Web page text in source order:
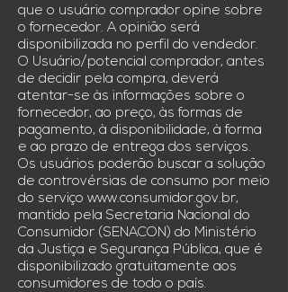
que o usuário comprador opine sobre
o fornecedor. A opinião será
disponibilizada no perfil do vendedor.
O Usuário/potencial comprador, antes
de decidir pela compra, deverá
atentar-se às informações sobre o
fornecedor, ao preço, às formas de
pagamento, à disponibilidade, à forma
e ao prazo de entrega dos serviços.
Os usuários poderão buscar a solução
de controvérsias de consumo por meio
do serviço www.consumidor.gov.br,
mantido pela Secretaria Nacional do
Consumidor (SENACON) do Ministério
da Justiça e Segurança Pública, que é
disponibilizado gratuitamente aos
consumidores de todo o país.